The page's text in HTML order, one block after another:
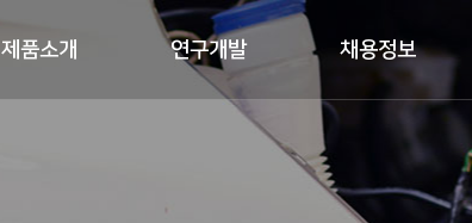
제품소개 연구개발 채용정보